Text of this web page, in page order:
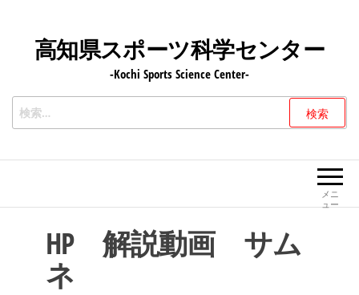
ツ
へ
プ
高知県スポーツ科学センター
-Kochi Sports Science Center-
検
索:
メニ
ュー
HP 解説動画 サム
ネ